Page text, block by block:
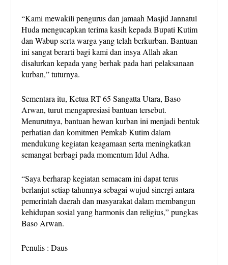
“Kami mewakili pengurus dan jamaah Masjid Jannatul
Huda mengucapkan terima kasih kepada Bupati Kutim
dan Wabup serta warga yang telah berkurban. Bantuan
ini sangat berarti bagi kami dan insya Allah akan
disalurkan kepada yang berhak pada hari pelaksanaan
kurban,” tuturnya.
Sementara itu, Ketua RT 65 Sangatta Utara, Baso
Arwan, turut mengapresiasi bantuan tersebut.
Menurutnya, bantuan hewan kurban ini menjadi bentuk
perhatian dan komitmen Pemkab Kutim dalam
mendukung kegiatan keagamaan serta meningkatkan
semangat berbagi pada momentum Idul Adha.
“Saya berharap kegiatan semacam ini dapat terus
berlanjut setiap tahunnya sebagai wujud sinergi antara
pemerintah daerah dan masyarakat dalam membangun
kehidupan sosial yang harmonis dan religius,” pungkas
Baso Arwan.
Penulis : Daus